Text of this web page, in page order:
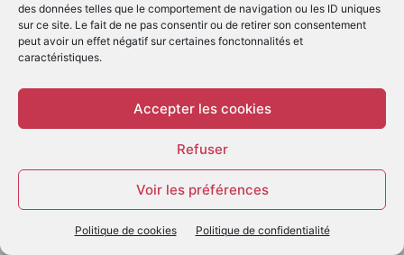
des données telles que le comportement de navigation ou les ID uniques
sur ce site. Le fait de ne pas consentir ou de retirer son consentement
peut avoir un effet négatif sur certaines fonctonnalités et
caractéristiques.
Accepter les cookies
Refuser
Voir les préférences
Politique de cookies Politique de confidentialité
SUIVEZ NOUS
© - Création :EIMAI